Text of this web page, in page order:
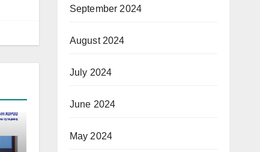
September 2024
August 2024
July 2024
June 2024
May 2024